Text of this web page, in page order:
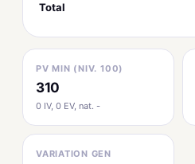
Total
PV MIN (NIV. 100)
310
0 IV, 0 EV, nat. -
VARIATION GEN